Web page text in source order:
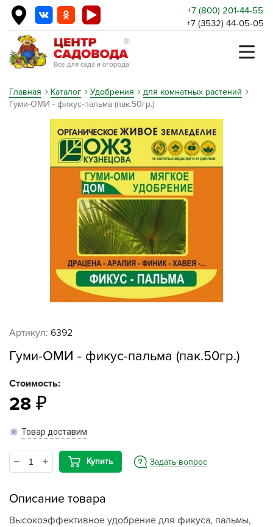
+7 (800) 201-44-55
+7 (3532) 44-05-05
Главная Каталог Удобрения
для комнатных растений
Гуми-ОМИ - фикус-пальма (пак.50гр.)
Артикул: 6392
Гуми-ОМИ - фикус-пальма (пак.50гр.)
Стоимость:
28
Товар доставим
Купить Задать вопрос
Описание товара
Высокоэффективное удобрение для фикуса, пальмы,